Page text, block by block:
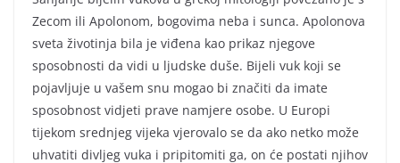
Zecom ili Apolonom, bogovima neba i sunca. Apolonova
sveta životinja bila je viđena kao prikaz njegove
sposobnosti da vidi u ljudske duše. Bijeli vuk koji se
pojavljuje u vašem snu mogao bi značiti da imate
sposobnost vidjeti prave namjere osobe. U Europi
tijekom srednjeg vijeka vjerovalo se da ako netko može
uhvatiti divljeg vuka i pripitomiti ga, on će postati njihov